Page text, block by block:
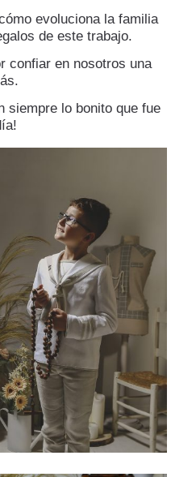
evoluciona la familia
de este trabajo.
confiar en nosotros una
siempre lo bonito que fue